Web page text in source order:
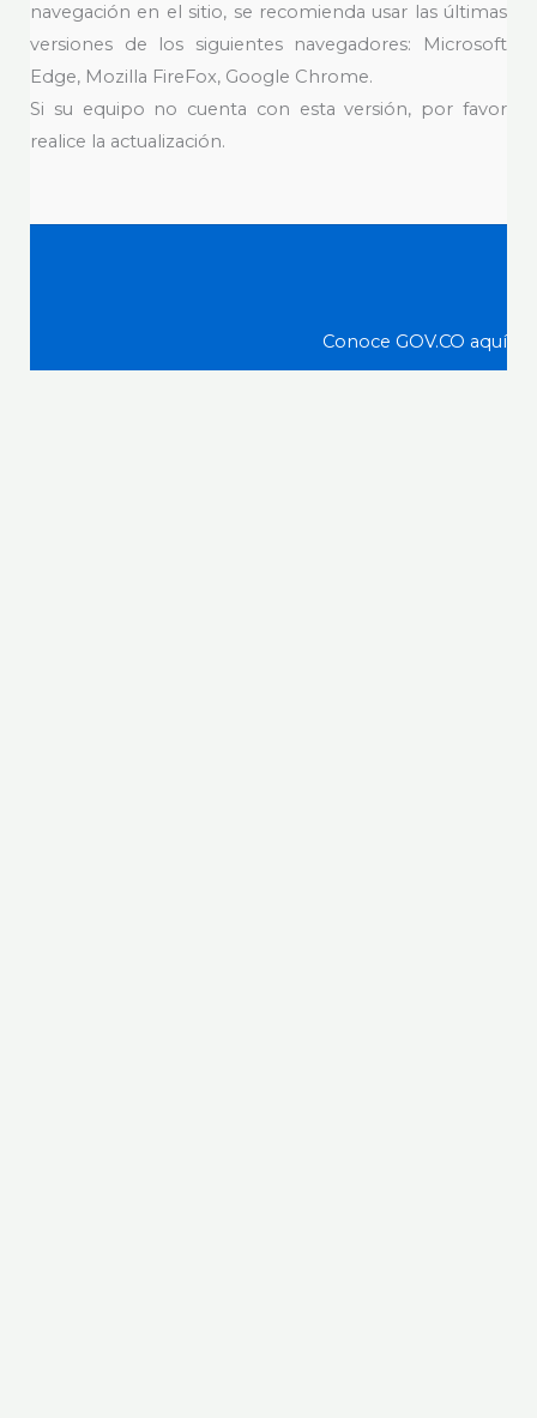
navegación en el sitio, se recomienda usar las últimas
versiones de los siguientes navegadores: Microsoft
Edge, Mozilla FireFox, Google Chrome.
Si su equipo no cuenta con esta versión, por favor
realice la actualización.
Conoce GOV.CO aquí